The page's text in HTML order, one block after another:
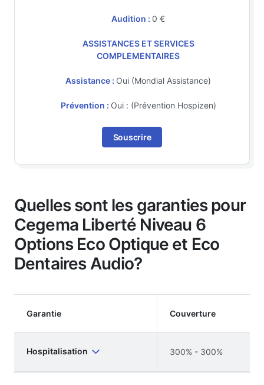
Audition : 0 €
ASSISTANCES ET SERVICES
COMPLEMENTAIRES
Assistance : Oui (Mondial Assistance)
Prévention : Oui : (Prévention Hospizen)
Souscrire
Quelles sont les garanties pour
Cegema Liberté Niveau 6
Options Eco Optique et Eco
Dentaires Audio?
Garantie Couverture
Hospitalisation 300% - 300%